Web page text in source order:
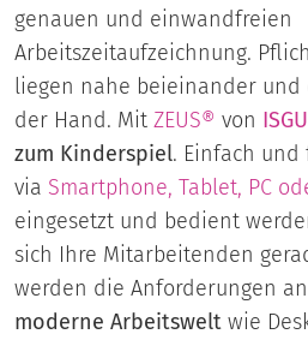
genauen und einwandfreien
Arbeitszeitaufzeichnung.
liegen nahe beieinander und
der Hand. Mit ZEUS® von
zum Kinderspiel. Einfach und
via Smartphone, Tablet, PC
eingesetzt und bedient
sich Ihre Mitarbeitenden
werden die Anforderungen
moderne Arbeitswelt wie